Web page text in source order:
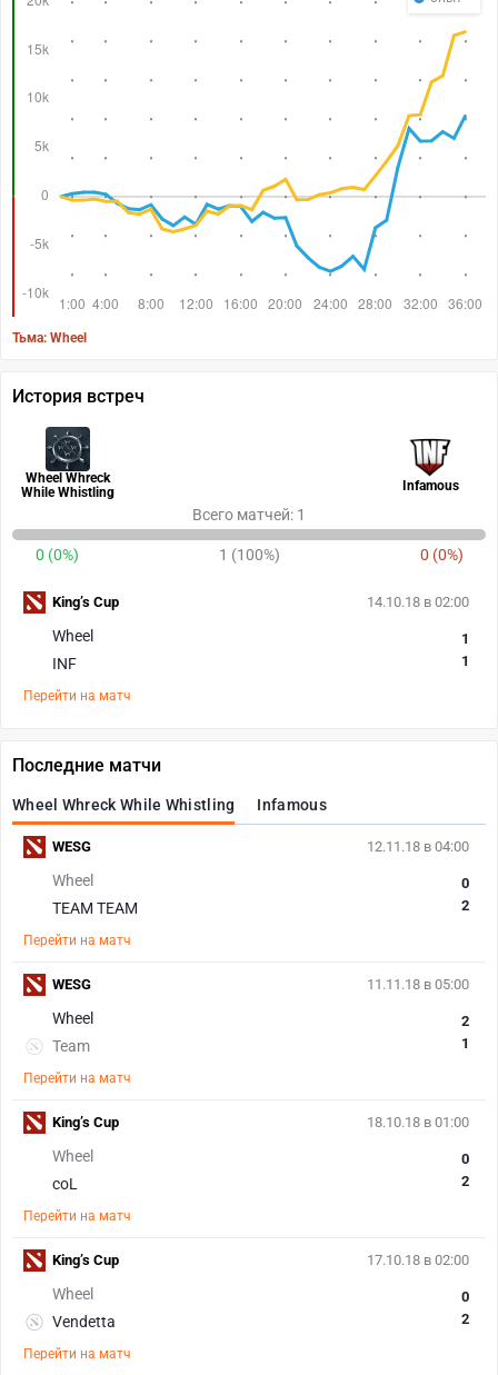
Тьма: Wheel
История встреч
Wheel Whreck
While Whistling
Infamous
Всего матчей: 1
0 (0%) 1 (100%) 0 (0%)
14.10.18 в 02:00
Wheel
INF
1
1
Перейти на матч
King’s Cup
Последние матчи
Wheel Whreck While Whistling Infamous
12.11.18 в 04:00
Wheel
TEAM TEAM
0
2
Перейти на матч
WESG
11.11.18 в 05:00
Wheel
Team
2
1
Перейти на матч
WESG
18.10.18 в 01:00
Wheel
coL
0
2
Перейти на матч
King’s Cup
17.10.18 в 02:00
Wheel
Vendetta
0
2
Перейти на матч
King’s Cup